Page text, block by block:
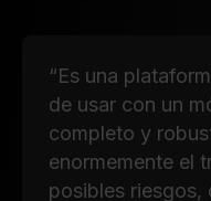
“Es una
de usar con un
completo y
enormemente el
posibles riesgos,